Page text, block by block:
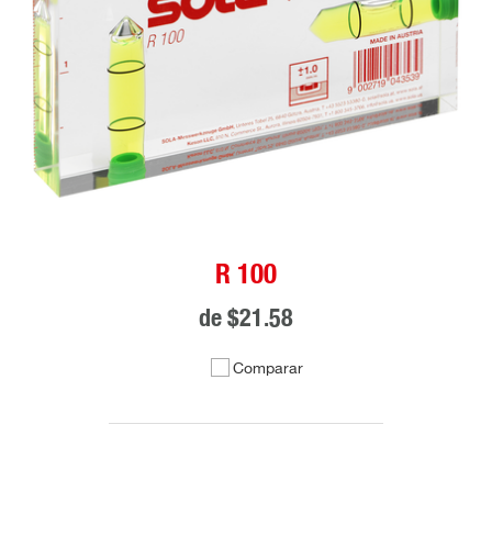
R 100
de $21.58
Comparar